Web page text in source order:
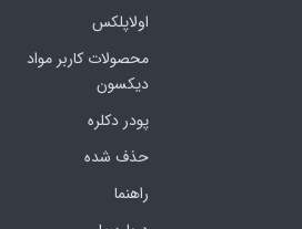
اولاپلکس
محصولات کاربر مواد
دیکسون
پودر دکلره
حذف شده
راهنما